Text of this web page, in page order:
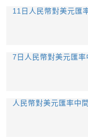
11日人民幣對美元匯
7日人民幣對美元匯
人民幣對美元匯率中